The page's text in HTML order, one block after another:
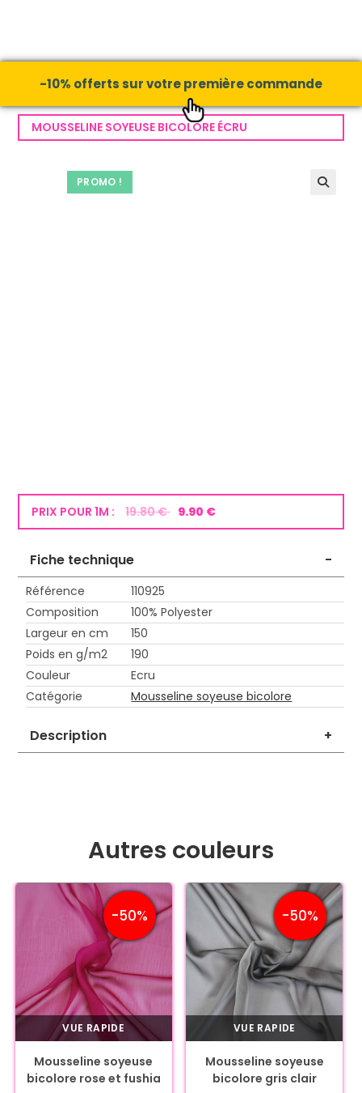
-10% offerts sur votre première commande
PROMO !
MOUSSELINE SOYEUSE BICOLORE ÉCRU
PRIX POUR 1M : 19.80 € 9.90 €
Fiche technique -
Référence
110925
Composition
100% Polyester
Largeur en cm
150
Poids en g/m2
190
Couleur
Ecru
Catégorie
Mousseline soyeuse bicolore
Description +
Autres couleurs
-50%
VUE RAPIDE
Mousseline soyeuse
bicolore rose et fushia
-50%
VUE RAPIDE
Mousseline soyeuse
bicolore gris clair